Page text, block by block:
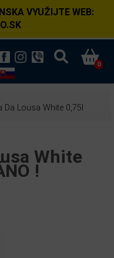
VYUŽIJTE WEB:
0
Da Lousa White 0,75l
White
!